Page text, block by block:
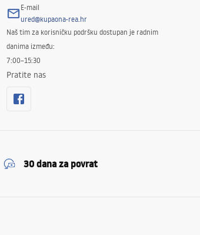
E-mail
ured@kupaona-rea.hr
Naš tim za korisničku podršku dostupan je radnim
danima između:
7:00–15:30
Pratite nas
30 dana za povrat